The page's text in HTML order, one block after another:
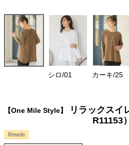
シロ/01 カーキ/25
【One Mile Style】
リラックスイ
R11153）
Rewde